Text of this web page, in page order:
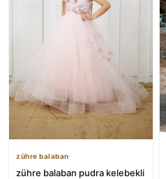
zühre balaban
zühre balaban pudra kelebekli